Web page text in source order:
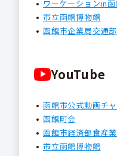
ワーケーションin
市立函館博物館
函館市企業局交通部
YouTube
函館市公式動画チ
函館町会
函館市経済部食産
市立函館博物館